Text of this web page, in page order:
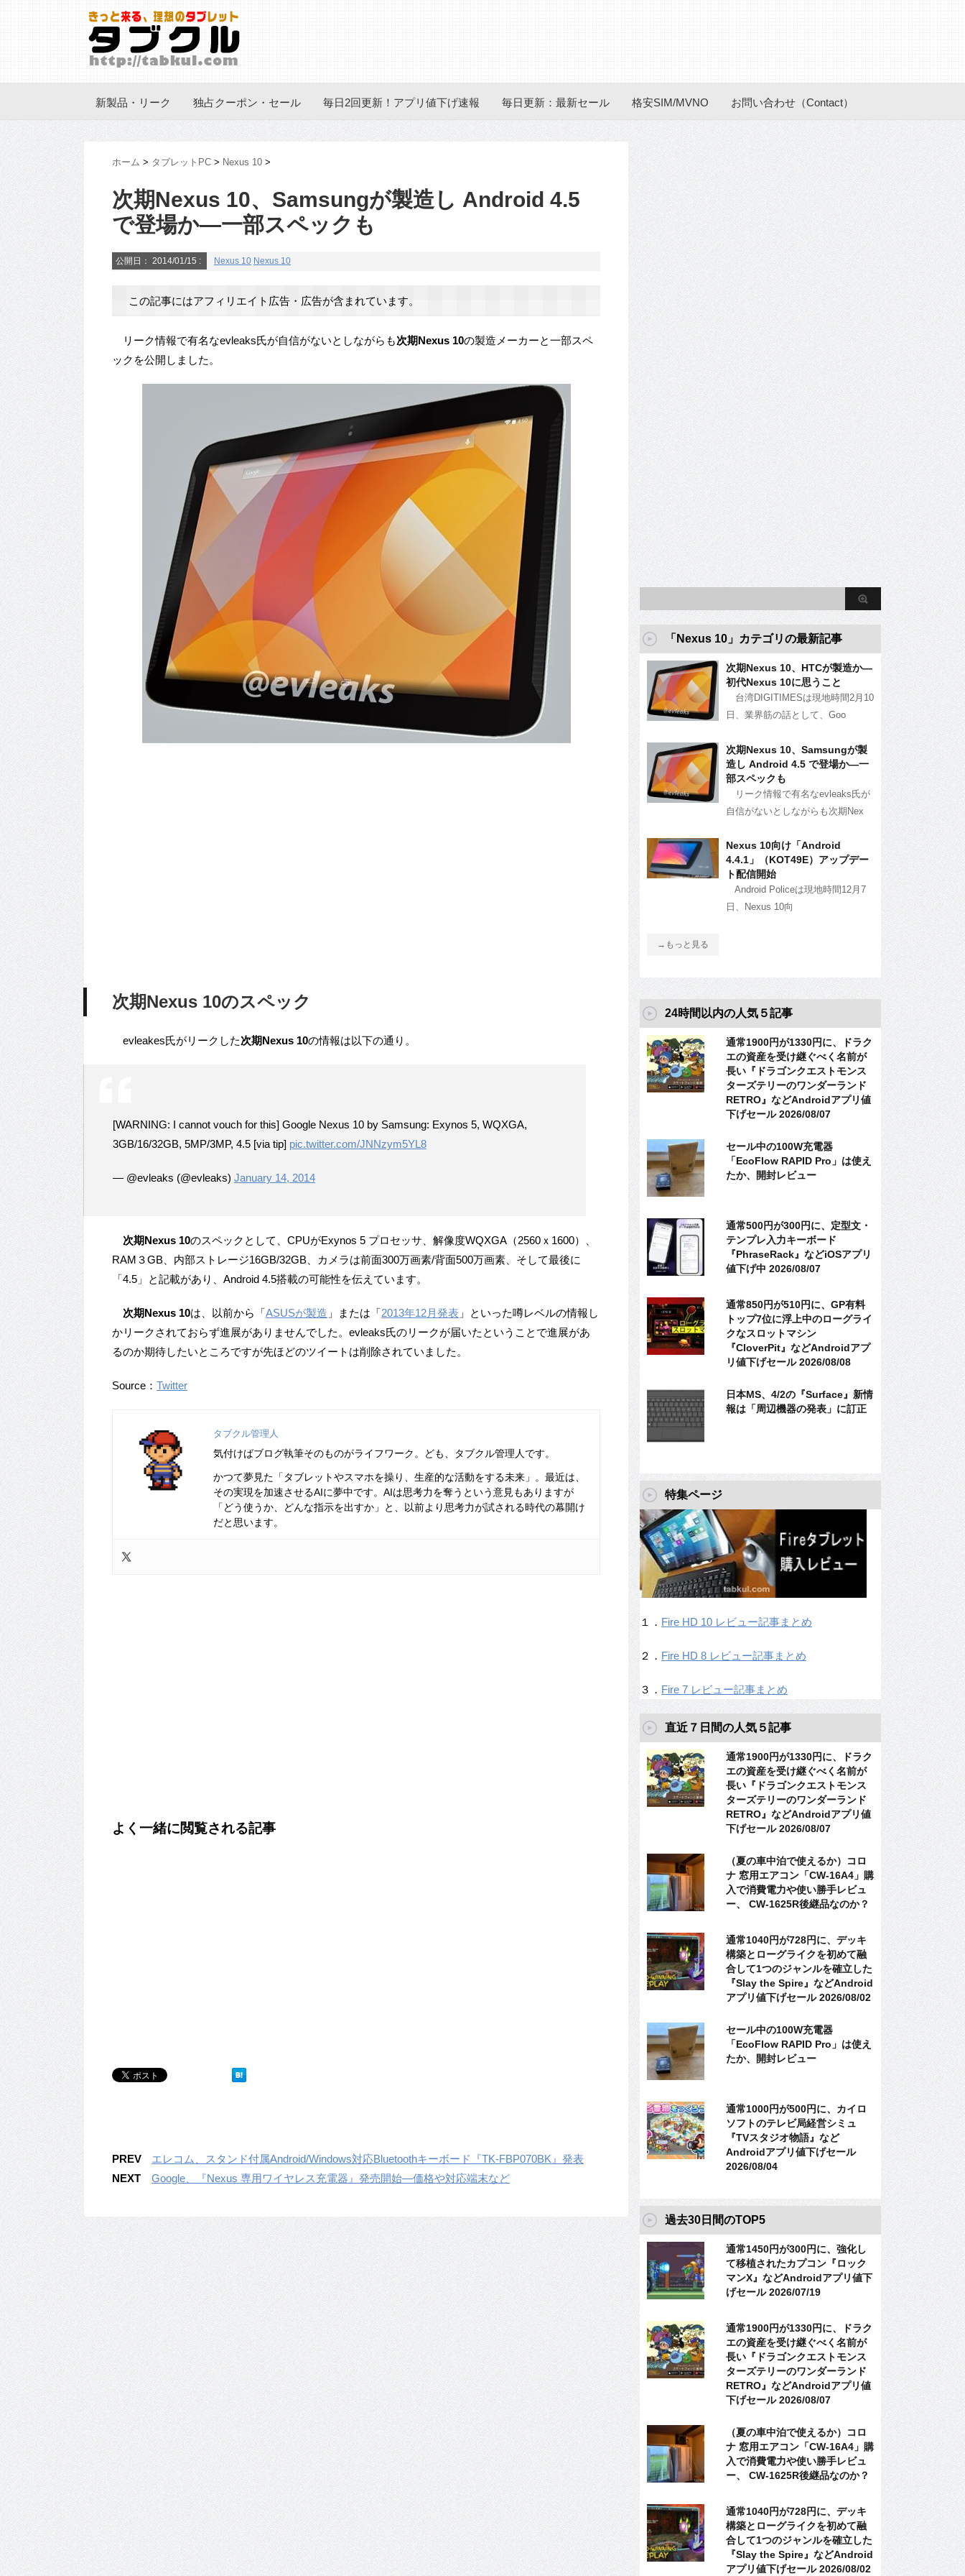
新製品・リーク 独占クーポン・セール 毎日2回更新！アプリ値下げ速報 毎日更新：最新セール 格安SIM/MVNO お問い合わせ（Contact）
ホーム > タブレットPC > Nexus 10 >
次期Nexus 10、Samsungが製造し Android 4.5
で登場か―一部スペックも
公開日： 2014/01/15 : Nexus 10 Nexus 10
この記事にはアフィリエイト広告・広告が含まれています。
リーク情報で有名なevleaks氏が自信がないとしながらも次期Nexus 10の製造メーカーと一部スペ
ックを公開しました。
次期Nexus 10のスペック
evleakes氏がリークした次期Nexus 10の情報は以下の通り。
[WARNING: I cannot vouch for this] Google Nexus 10 by Samsung: Exynos 5, WQXGA,
3GB/16/32GB, 5MP/3MP, 4.5 [via tip] pic.twitter.com/JNNzym5YL8
— @evleaks (@evleaks) January 14, 2014
次期Nexus 10のスペックとして、CPUがExynos 5 プロセッサ、解像度WQXGA（2560ｘ1600）、
RAM３GB、内部ストレージ16GB/32GB、カメラは前面300万画素/背面500万画素、そして最後に
「4.5」と記載があり、Android 4.5搭載の可能性を伝えています。
次期Nexus 10は、以前から「ASUSが製造 」または「2013年12月発表 」といった噂レベルの情報し
かリークされておらず進展がありませんでした。evleaks氏のリークが届いたということで進展があ
るのか期待したいところですが先ほどのツイートは削除されていました。
Source： Twitter
タブクル管理人
気付けばブログ執筆そのものがライフワーク。ども、タブクル管理人です。
かつて夢見た「タブレットやスマホを操り、生産的な活動をする未来」。最近は、
その実現を加速させるAIに夢中です。AIは思考力を奪うという意見もありますが
「どう使うか、どんな指示を出すか」と、以前より思考力が試される時代の幕開け
だと思います。
よく一緒に閲覧される記事
PREV
エレコム、スタンド付属Android/Windows対応Bluetoothキーボード『TK-FBP070BK』発表
NEXT
Google、『Nexus 専用ワイヤレス充電器』発売開始―価格や対応端末など
「Nexus 10」カテゴリの最新記事
次期Nexus 10、HTCが製造か―
初代Nexus 10に思うこと
台湾DIGITIMESは現地時間2月10
日、業界筋の話として、Goo
次期Nexus 10、Samsungが製
造し Android 4.5 で登場か―一
部スペックも
リーク情報で有名なevleaks氏が
自信がないとしながらも次期Nex
Nexus 10向け「Android
4.4.1」（KOT49E）アップデー
ト配信開始
Android Policeは現地時間12月7
日、Nexus 10向
→もっと見る
24時間以内の人気５記事
通常1900円が1330円に、ドラク
エの資産を受け継ぐべく名前が
長い『ドラゴンクエストモンス
ターズテリーのワンダーランド
RETRO』などAndroidアプリ値
下げセール 2026/08/07
セール中の100W充電器
「EcoFlow RAPID Pro」は使え
たか、開封レビュー
通常500円が300円に、定型文・
テンプレ入力キーボード
『PhraseRack』などiOSアプリ
値下げ中 2026/08/07
通常850円が510円に、GP有料
トップ7位に浮上中のローグライ
クなスロットマシン
『CloverPit』などAndroidアプ
リ値下げセール 2026/08/08
日本MS、4/2の『Surface』新情
報は「周辺機器の発表」に訂正
特集ページ
１． Fire HD 10 レビュー記事まとめ
２． Fire HD 8 レビュー記事まとめ
３． Fire 7 レビュー記事まとめ
直近７日間の人気５記事
通常1900円が1330円に、ドラク
エの資産を受け継ぐべく名前が
長い『ドラゴンクエストモンス
ターズテリーのワンダーランド
RETRO』などAndroidアプリ値
下げセール 2026/08/07
（夏の車中泊で使えるか）コロ
ナ 窓用エアコン「CW-16A4」購
入で消費電力や使い勝手レビュ
ー、 CW-1625R後継品なのか？
通常1040円が728円に、デッキ
構築とローグライクを初めて融
合して1つのジャンルを確立した
『Slay the Spire』などAndroid
アプリ値下げセール 2026/08/02
セール中の100W充電器
「EcoFlow RAPID Pro」は使え
たか、開封レビュー
通常1000円が500円に、カイロ
ソフトのテレビ局経営シミュ
『TVスタジオ物語』など
Androidアプリ値下げセール
2026/08/04
過去30日間のTOP5
通常1450円が300円に、強化し
て移植されたカプコン『ロック
マンX』などAndroidアプリ値下
げセール 2026/07/19
通常1900円が1330円に、ドラク
エの資産を受け継ぐべく名前が
長い『ドラゴンクエストモンス
ターズテリーのワンダーランド
RETRO』などAndroidアプリ値
下げセール 2026/08/07
（夏の車中泊で使えるか）コロ
ナ 窓用エアコン「CW-16A4」購
入で消費電力や使い勝手レビュ
ー、 CW-1625R後継品なのか？
通常1040円が728円に、デッキ
構築とローグライクを初めて融
合して1つのジャンルを確立した
『Slay the Spire』などAndroid
アプリ値下げセール 2026/08/02